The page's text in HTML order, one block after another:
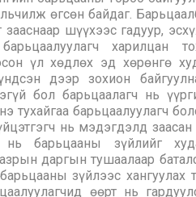
өгсөн байдаг.
зааснаар шүүхээс гадуур,
харилцан
үл хөдлөх эд хөрөнгө
дээр зохион
бол барьцаалагч нь
тухайгаа барьцаалуулагч
нь мэдэгдэлд
барьцааны зүйлийг
даргын тушаалаар
зүйлээс хангуулах
өөрт нь